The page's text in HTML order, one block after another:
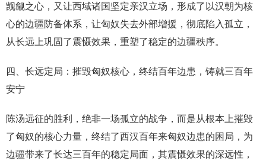
觊觎之心，又让西域诸国坚定亲汉立场，形成了以汉朝为核
心的边疆防备体系，让匈奴失去外部增援，彻底陷入孤立，
从长远上巩固了震慑效果，重塑了稳定的边疆秩序。
四、长远定局：摧毁匈奴核心，终结百年边患，铸就三百年
安宁
陈汤远征的胜利，绝非一场孤立的战争，而是从根本上摧毁
了匈奴的核心力量，终结了西汉百年来匈奴边患的困局，为
边疆带来了长达三百年的稳定局面，其震慑效果的深远性，